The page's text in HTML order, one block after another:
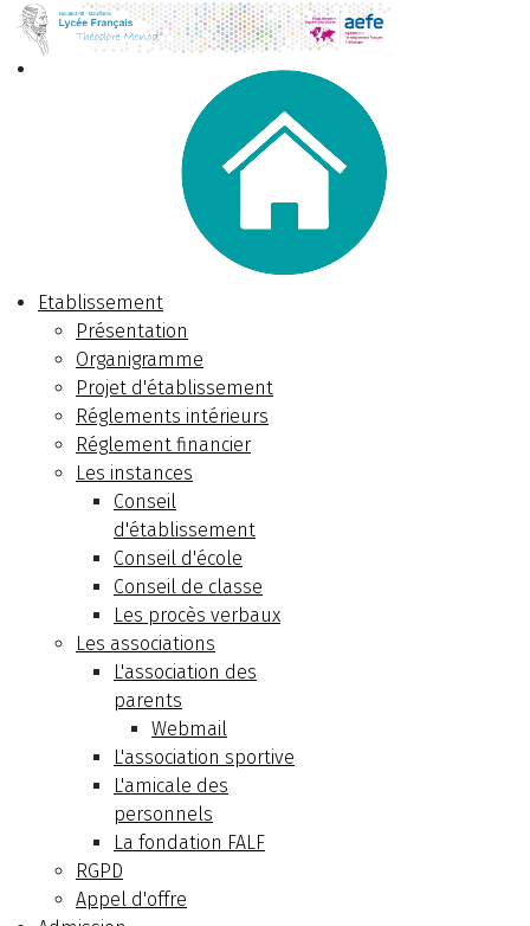
Etablissement
Présentation
Organigramme
Projet d'établissement
Réglements intérieurs
Réglement financier
Les instances
Conseil
d'établissement
Conseil d'école
Conseil de classe
Les procès verbaux
Les associations
L'association des
parents
Webmail
L'association sportive
L'amicale des
personnels
La fondation FALF
RGPD
Appel d'offre